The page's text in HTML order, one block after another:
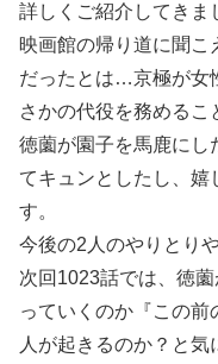
詳しくご紹介してきま
映画館の帰り道に聞
だったとは…京極が女
さかの代役を務めるこ
徳薗が園子を馬鹿にし
てキュンとしたし、嬉
す。
今後の2人のやりとり
次回1023話では、徳
っていくのか『この
人が起きるのか？と気